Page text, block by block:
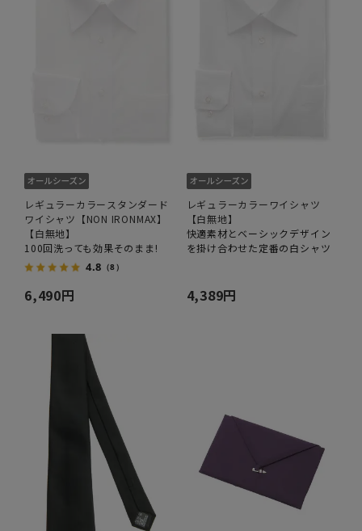
レギュラーカラースタンダード
ワイシャツ【NON IRONMAX】
【白無地】
100回洗っても効果そのまま!
4.8 （8）
6,490円
レギュラーカラーワイシャツ
【白無地】
快適素材とベーシックデザイン
を掛け合わせた定番の白シャツ
4,389円